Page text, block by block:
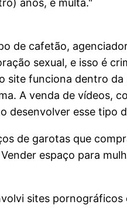
anos, e multa."
de cafetão,
sexual, e isso é
site funciona dentro
A venda de vídeos,
desenvolver esse tipo
de garotas que
espaço para
sites